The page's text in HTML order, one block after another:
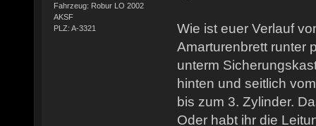
Fahrzeug: Robur LO 2002
AKSF
PLZ: A-3321
Wie ist euer Verlauf
Amarturenbrett runter
unterm
hinten und seitlich
bis zum 3. Zylinder.
Oder habt ihr die